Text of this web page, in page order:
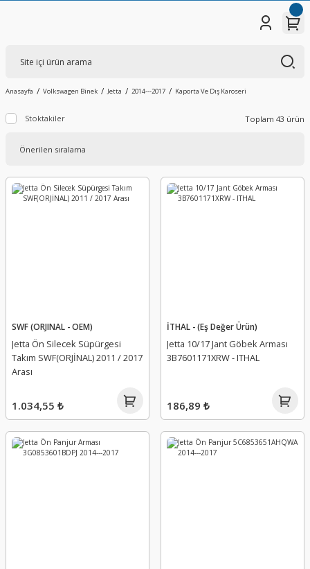
Anasayfa Volkswagen Binek Jetta 2014---2017 Kaporta Ve Dış Karoseri
Stoktakiler Toplam 43 ürün
SWF (ORJINAL - OEM)
Jetta Ön Silecek Süpürgesi
Takım SWF(ORJİNAL) 2011 / 2017
Arası
1.034,55 ₺
İTHAL - (Eş Değer Ürün)
Jetta 10/17 Jant Göbek Arması
3B7601171XRW - ITHAL
186,89 ₺